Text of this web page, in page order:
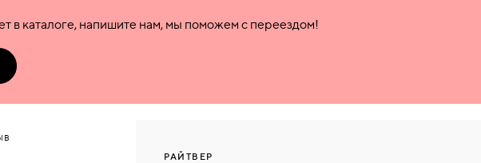
в каталоге, напишите нам, мы поможем с переездом!
РАЙТВЕР